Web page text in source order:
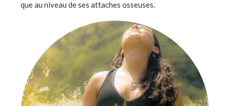
que au niveau de ses attaches osseuses.